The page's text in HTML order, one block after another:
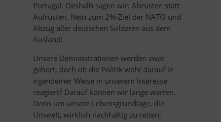
Portugal. Deshalb sagen wir: Abrüsten statt
Aufrüsten, Nein zum 2%-Ziel der NATO und
Abzug aller deutschen Soldaten aus dem
Ausland!
Unsere Demonstrationen werden zwar
gehört, doch ob die Politik wohl darauf in
irgendeiner Weise in unserem Interesse
reagiert? Darauf können wir lange warten.
Denn um unsere Lebensgrundlage, die
Umwelt, wirklich nachhaltig zu retten,